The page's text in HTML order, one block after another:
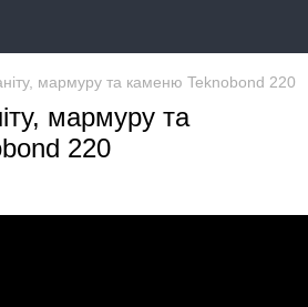
мармуру та каменю Teknobond 220
мармуру та
220